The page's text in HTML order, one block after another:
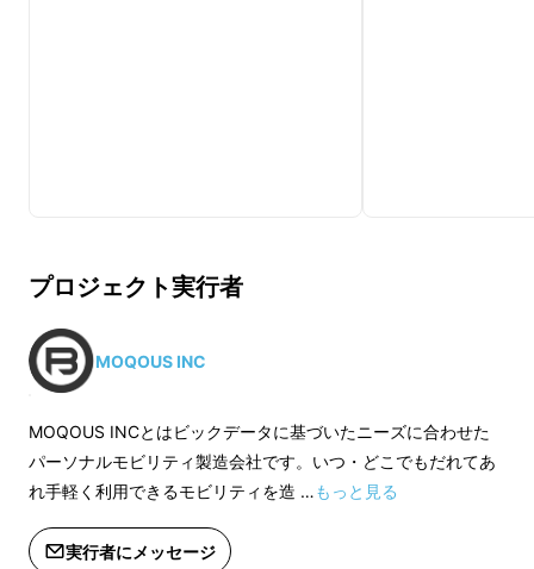
プロジェクト実行者
MOQOUS INC
MOQOUS INCとはビックデータに基づいたニーズに合わせた
パーソナルモビリティ製造会社です。いつ・どこでもだれてあ
れ手軽く利用できるモビリティを造 …もっと見る
実行者にメッセージ